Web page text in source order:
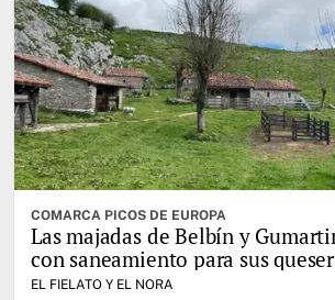
COMARCA PICOS DE EUROPA
Las majadas de Belbín y
con saneamiento para sus
EL FIELATO Y EL NORA